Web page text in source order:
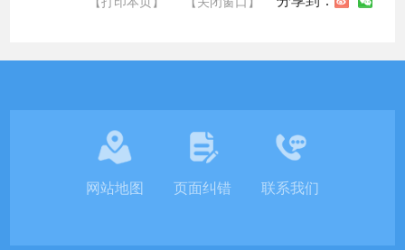
网站地图 页面纠错 联系我们